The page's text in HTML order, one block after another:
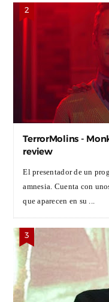
TerrorMolins -
review
El presentador de un
amnesia. Cuenta con
que aparecen en su ...